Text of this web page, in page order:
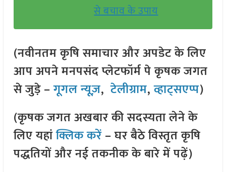
से बचाव के उपाय
(नवीनतम कृषि समाचार और अपडेट के लिए
आप अपने मनपसंद प्लेटफॉर्म पे कृषक जगत
से जुड़े –गूगल न्यूज़,टेलीग्राम,व्हाट्सएप्प)
(कृषक जगत अखबार की सदस्यता लेने के
लिए यहांक्लिक करें– घर बैठे विस्तृत कृषि
पद्धतियों और नई तकनीक के बारे में पढ़ें)